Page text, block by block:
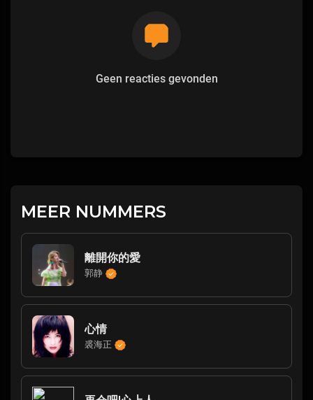
Geen reacties gevonden
MEER NUMMERS
離開你的愛
郭静
心情
裘海正